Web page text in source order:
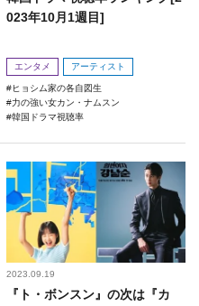
023年10月1週目]
エンタメ アーティスト
ヒョシム家の各自図生
力の強い女カン・ナムスン
韓国ドラマ視聴率
2023.09.19
『ト・ボンスン』の次は『カ